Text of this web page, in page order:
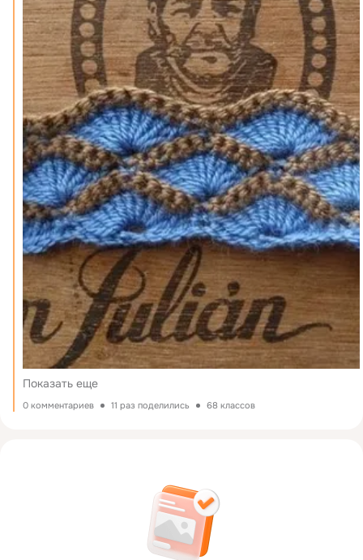
Показать еще
0 комментариев 11 раз поделились 68 классов